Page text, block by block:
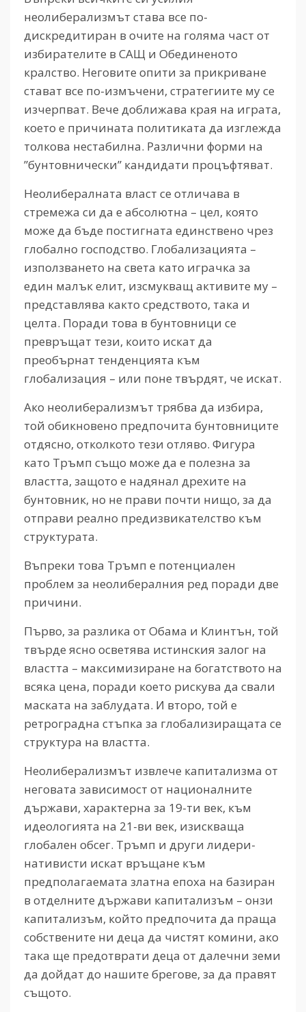
неолиберализмът става все по-
дискредитиран в очите на голяма част от
избирателите в САЩ и Обединеното
кралство. Неговите опити за прикриване
стават все по-измъчени, стратегиите му се
изчерпват. Вече доближава края на играта,
което е причината политиката да изглежда
толкова нестабилна. Различни форми на
”бунтовнически” кандидати процъфтяват.
Неолибералната власт се отличава в
стремежа си да е абсолютна – цел, която
може да бъде постигната единствено чрез
глобално господство. Глобализацията –
използването на света като играчка за
един малък елит, изсмукващ активите му –
представлява както средството, така и
целта. Поради това в бунтовници се
превръщат тези, които искат да
преобърнат тенденцията към
глобализация – или поне твърдят, че искат.
Ако неолиберализмът трябва да избира,
той обикновено предпочита бунтовниците
отдясно, отколкото тези отляво. Фигура
като Тръмп също може да е полезна за
властта, защото е надянал дрехите на
бунтовник, но не прави почти нищо, за да
отправи реално предизвикателство към
структурата.
Въпреки това Тръмп е потенциален
проблем за неолибералния ред поради две
причини.
Първо, за разлика от Обама и Клинтън, той
твърде ясно осветява истинския залог на
властта – максимизиране на богатството на
всяка цена, поради което рискува да свали
маската на заблудата. И второ, той е
ретроградна стъпка за глобализиращата се
структура на властта.
Неолиберализмът извлече капитализма от
неговата зависимост от националните
държави, характерна за 19-ти век, към
идеологията на 21-ви век, изискваща
глобален обсег. Тръмп и други лидери-
нативисти искат връщане към
предполагаемата златна епоха на базиран
в отделните държави капитализъм – онзи
капитализъм, който предпочита да праща
собствените ни деца да чистят комини, ако
така ще предотврати деца от далечни земи
да дойдат до нашите брегове, за да правят
същото.